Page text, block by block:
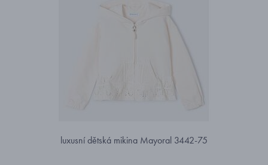
luxusní dětská mikina Mayoral 3442-75